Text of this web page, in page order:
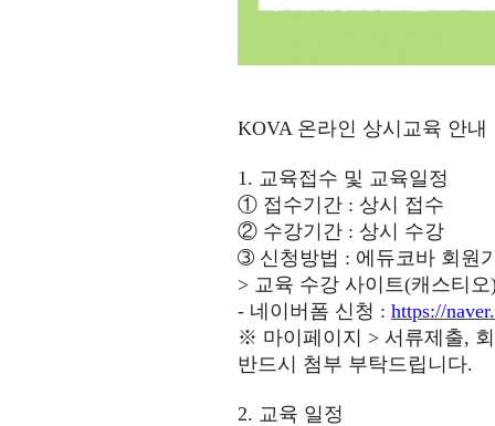
KOVA 온라인 상시교육 안내
1. 교육접수 및 교육일정
① 접수기간 : 상시 접수
② 수강기간 : 상시 수강
➂ 신청방법 : 에듀코바 회원
> 교육 수강 사이트(캐스티오
- 네이버폼 신청 : https://
※ 마이페이지 > 서류제출,
반드시 첨부 부탁드립니다.
2. 교육 일정